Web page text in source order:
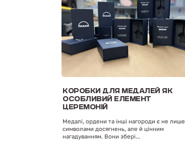
КОРОБКИ ДЛЯ МЕДАЛЕЙ ЯК
ОСОБЛИВИЙ ЕЛЕМЕНТ
ЦЕРЕМОНІЙ
Медалі, ордени та інші нагороди є не лише
символами досягнень, але й цінним
нагадуванням. Вони збері...